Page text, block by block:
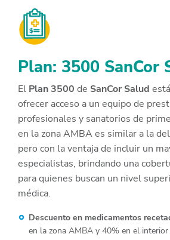
Plan: 3500 SanCor
El Plan 3500 de SanCor Salud
ofrecer acceso a un equipo de
profesionales y sanatorios de
en la zona AMBA es similar a la del
pero con la ventaja de incluir un
especialistas, brindando una
para quienes buscan un nivel
médica.
Descuento en medicamentos
en la zona AMBA y 40% en el